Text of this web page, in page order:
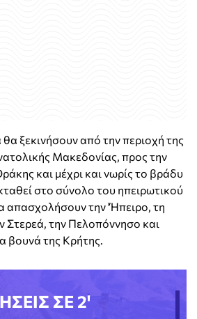
ξεκινήσουν από την περιοχή της
Μακεδονίας, προς την
και μέχρι και νωρίς το βράδυ
στο σύνολο του ηπειρωτικού
απασχολήσουν την 'Ήπειρο, τη
Στερεά, την Πελοπόννησο και
βουνά της Κρήτης.
ΣΕ 2'